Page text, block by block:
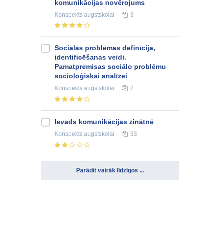
komunikācijas novērojums
Konspekts augstskolai 3
Sociālās problēmas definīcija,
identificēšanas veidi.
Pamatpremisas sociālo problēmu
socioloģiskai analīzei
Konspekts augstskolai 2
Ievads komunikācijas zinātnē
Konspekts augstskolai 33
Parādīt vairāk līdzīgos ...